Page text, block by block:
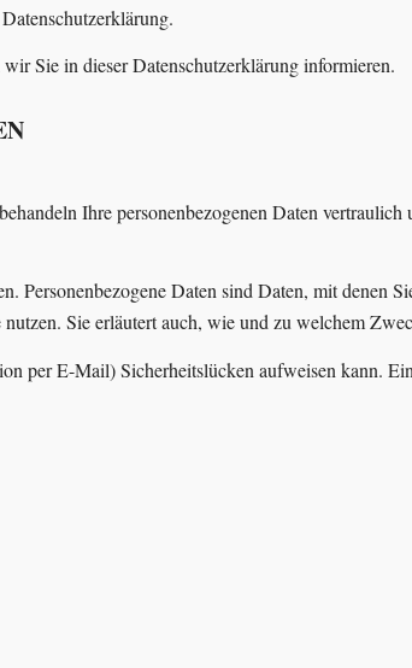
Sie in dieser Datenschutzerklärung informieren.
Ihre personenbezogenen Daten vertraulich
Personenbezogene Daten sind Daten, mit denen
Sie erläutert auch, wie und zu welchem
per E-Mail) Sicherheitslücken aufweisen kann.